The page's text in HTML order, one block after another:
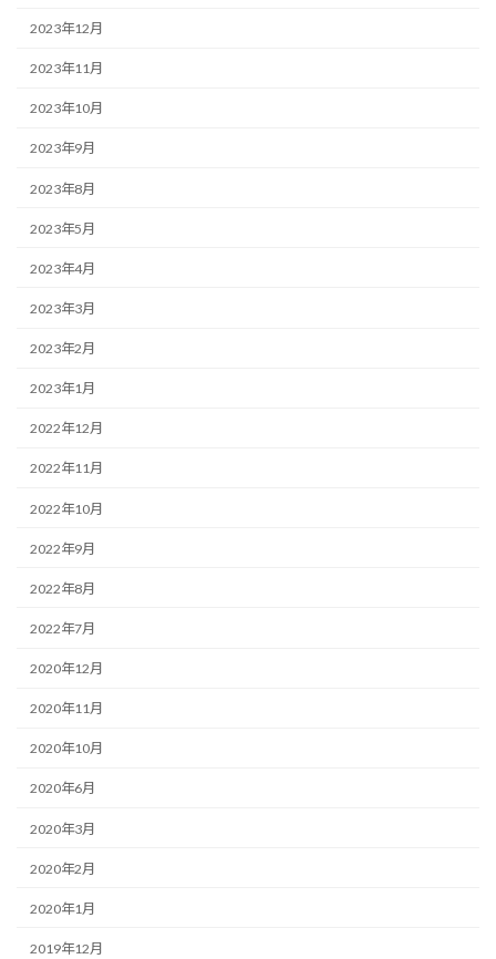
2023年12月
2023年11月
2023年10月
2023年9月
2023年8月
2023年5月
2023年4月
2023年3月
2023年2月
2023年1月
2022年12月
2022年11月
2022年10月
2022年9月
2022年8月
2022年7月
2020年12月
2020年11月
2020年10月
2020年6月
2020年3月
2020年2月
2020年1月
2019年12月